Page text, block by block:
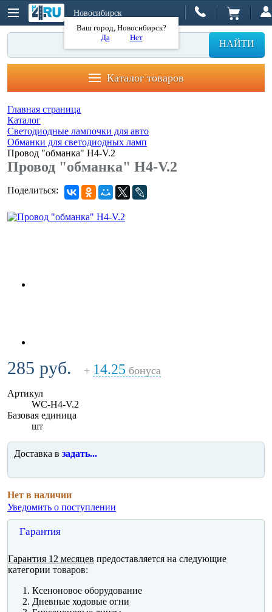
Новосибирск
Ваш город, Новосибирск?
Да
Нет
НАЙТИ
Каталог товаров
Главная страница
Каталог
Светодиодные лампочки для авто
Обманки для светодиодных ламп
Провод "обманка" H4-V.2
Провод "обманка" H4-V.2
Поделиться:
285 руб. + 14.25 бонуса
Артикул
WC-H4-V.2
Базовая единица
шт
Доставка в задать...
Нет в наличии
Уведомить о поступлении
Гарантия
Гарантия 12 месяцев предоставляется на следующие
категории товаров:
Ксеноновое оборудование
Дневные ходовые огни